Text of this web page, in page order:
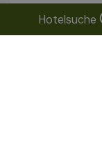
Alpenraum.
Hotelsuche